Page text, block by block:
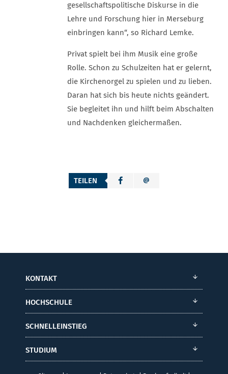
gesellschaftspolitische Diskurse in die
Lehre und Forschung hier in Merseburg
einbringen kann“, so Richard Lemke.
Privat spielt bei ihm Musik eine große
Rolle. Schon zu Schulzeiten hat er gelernt,
die Kirchenorgel zu spielen und zu lieben.
Daran hat sich bis heute nichts geändert.
Sie begleitet ihn und hilft beim Abschalten
und Nachdenken gleichermaßen.
TEILEN
KONTAKT
HOCHSCHULE
SCHNELLEINSTIEG
STUDIUM